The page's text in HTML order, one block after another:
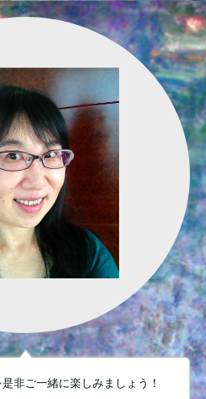
非ご一緒に楽しみましょう！